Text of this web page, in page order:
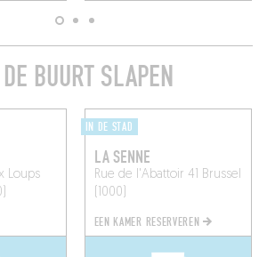
BUURT SLAPEN
Loups
IN DE STAD
LA SENNE
Rue de l'Abattoir 41
Brussel
(1000)
EEN KAMER RESERVEREN